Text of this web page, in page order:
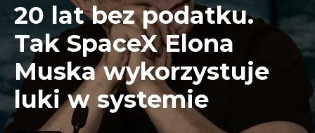
20 lat bez podatku.
Tak SpaceX Elona
Muska wykorzystuje
luki w systemie